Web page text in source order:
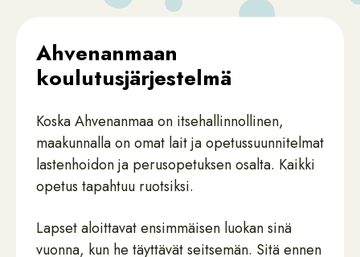
Ahvenanmaan
koulutusjärjestelmä
Koska Ahvenanmaa on itsehallinnollinen,
maakunnalla on omat lait ja opetussuunnitelmat
lastenhoidon ja perusopetuksen osalta. Kaikki
opetus tapahtuu ruotsiksi.
Lapset aloittavat ensimmäisen luokan sinä
vuonna, kun he täyttävät seitsemän. Sitä ennen